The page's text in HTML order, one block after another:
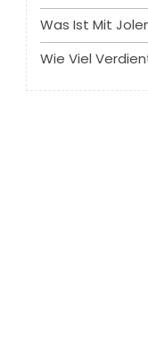
Was Ist Mit
Wie Viel